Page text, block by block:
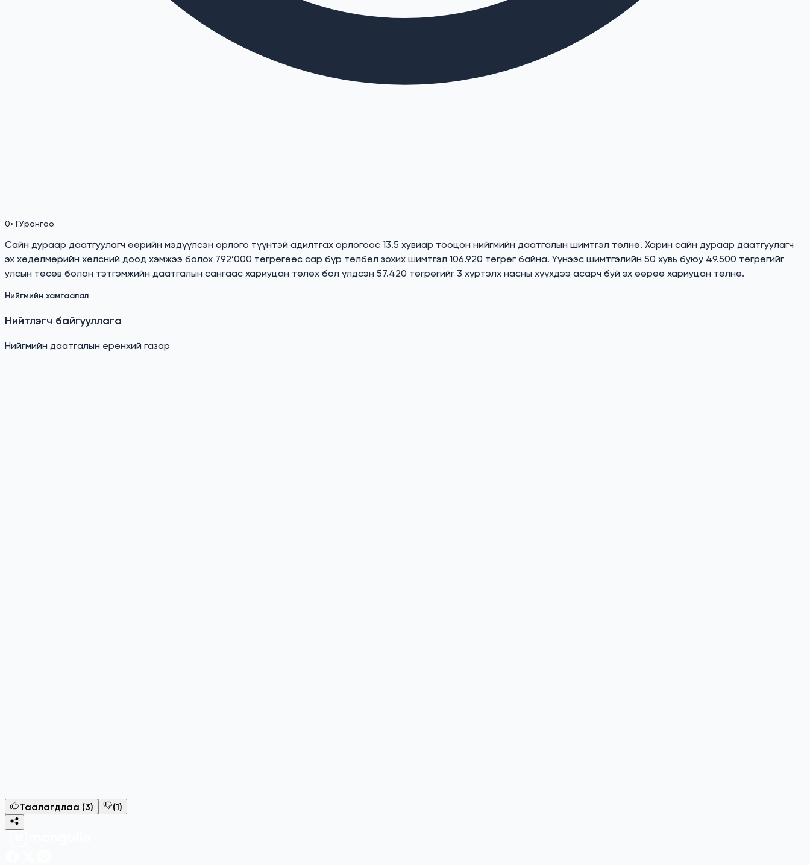
0• Г.Урангоо
Сайн дураар даатгуулагч өөрийн мэдүүлсэн орлого түүнтэй адилтгах орлогоос 13.5 хувиар тооцон нийгмийн даатгалын шимтгэл төлнө. Харин сайн дураар даатгуулагч
эх хөдөлмөрийн хөлсний доод хэмжээ болох 792’000 төгрөгөөс сар бүр төлбөл зохих шимтгэл 106.920 төгрөг байна. Үүнээс шимтгэлийн 50 хувь буюу 49.500 төгрөгийг
улсын төсөв болон тэтгэмжийн даатгалын сангаас хариуцан төлөх бол үлдсэн 57.420 төгрөгийг 3 хүртэлх насны хүүхдээ асарч буй эх өөрөө хариуцан төлнө.
Нийгмийн хамгаалал
Нийтлэгч байгууллага
Нийгмийн даатгалын ерөнхий газар
7 хоногийн тойм
Таалагдлаа (3) (1)